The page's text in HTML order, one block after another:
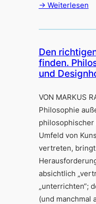
→ Weiterlesen
Den
finden.
und
VON MARKUS
Philosophie
philosophischer
Umfeld von
vertreten,
absichtlich
„unterrichten“;
(und manchmal